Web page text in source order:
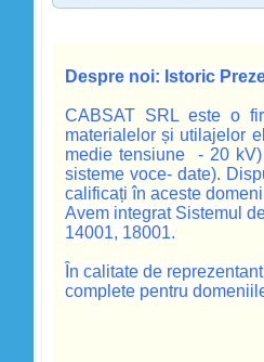
Despre noi: Istoric
CABSAT SRL este o
materialelor și utilajelor
medie tensiune - 20
sisteme voce- date).
calificați în aceste
Avem integrat Sistemul
14001, 18001.
În calitate de
complete pentru